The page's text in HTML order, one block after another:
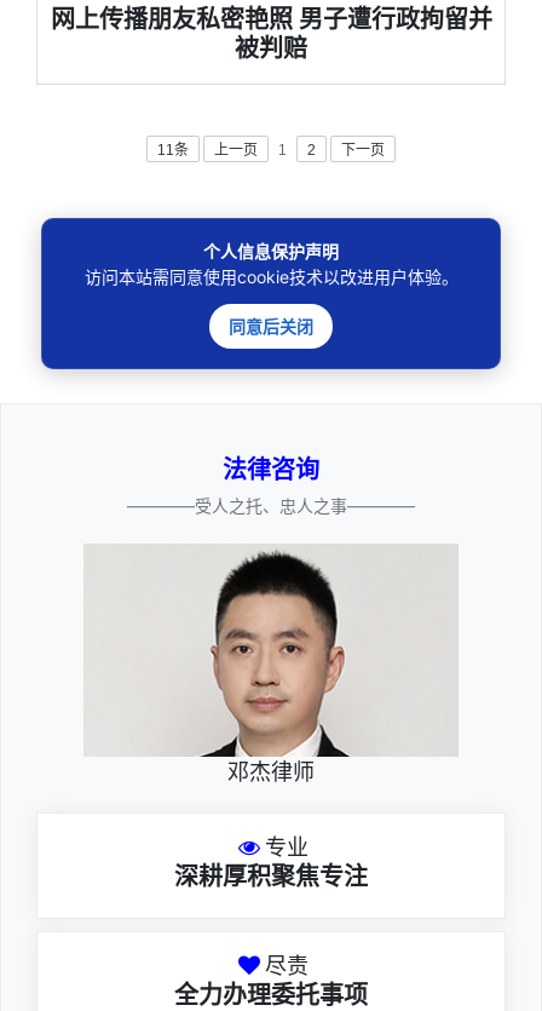
网上传播朋友私密艳照 男子遭行政拘留并
被判赔
11条 上一页 1 2 下一页
法律咨询
————受人之托、忠人之事————
邓杰律师
专业
深耕厚积聚焦专注
尽责
全力办理委托事项
个人信息保护声明
访问本站需同意使用cookie技术以改进用户体验。
同意后关闭